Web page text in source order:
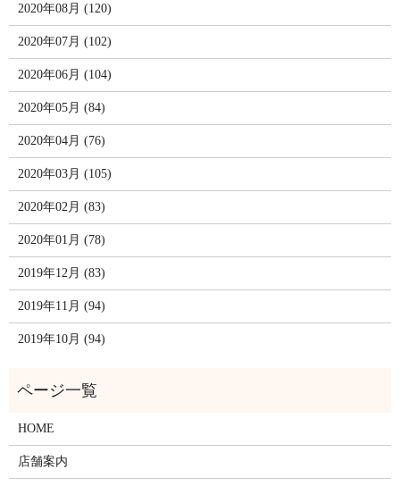
2020年08月 (120)
2020年07月 (102)
2020年06月 (104)
2020年05月 (84)
2020年04月 (76)
2020年03月 (105)
2020年02月 (83)
2020年01月 (78)
2019年12月 (83)
2019年11月 (94)
2019年10月 (94)
HOME
店舗案内